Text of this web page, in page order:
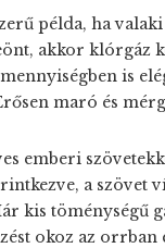
példa, ha
akkor klórgáz
is
maró és
emberi
a szövet
kis töménységű
okoz az orrban